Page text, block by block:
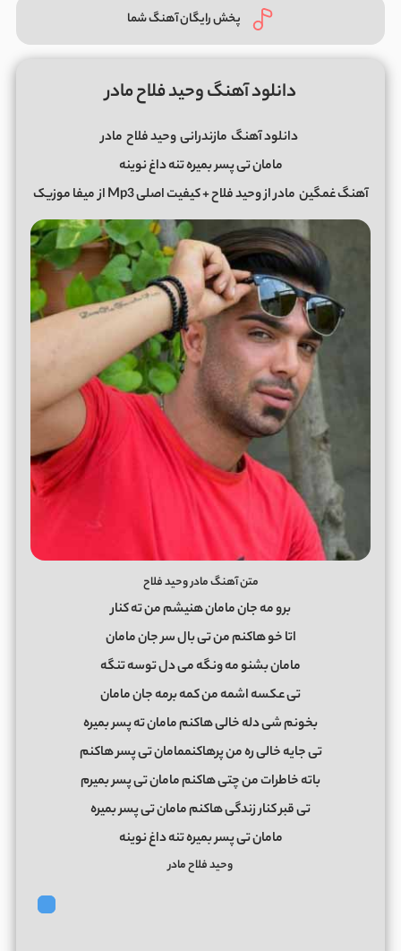
پخش رایگان آهنگ شما
دانلود آهنگ وحید فلاح مادر
دانلود آهنگ مازندرانیوحید فلاح مادر
مامان تی پسر بمیره تنه داغ نوینه
آهنگ غمگین مادرازوحید فلاح+ کیفیت اصلی Mp3 از میفا موزیک
متن آهنگ مادر وحید فلاح
برو مه جان مامان هنیشم من ته کنار
اتا خو هاکنم من تی بال سر جان مامان
مامان بشنو مه ونگه می دل توسه تنگه
تی عکسه اشمه من کمه برمه جان مامان
بخونم شی دله خالی هاکنم مامان ته پسر بمیره
تی جایه خالی ره من پرهاکنممامان تی پسر هاکنم
باته خاطرات من چتی هاکنم مامان تی پسر بمیرم
تی قبر کنار زندگی هاکنم مامان تی پسر بمیره
مامان تی پسر بمیره تنه داغ نوینه
وحید فلاح مادر